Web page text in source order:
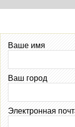
Ваше имя
Ваш город
Электронная